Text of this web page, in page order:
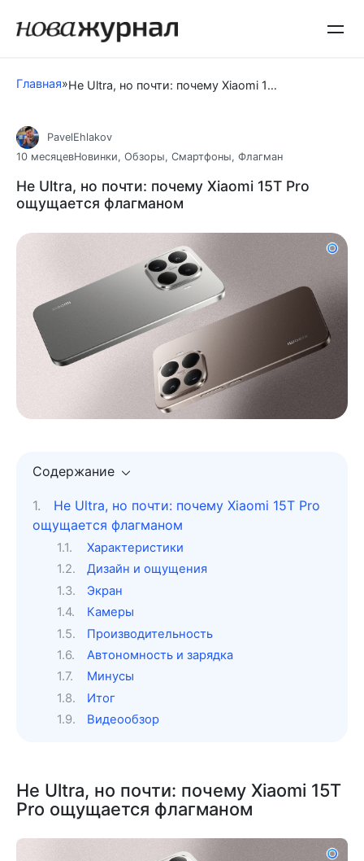
Главная» Не Ultra, но почти: почему Xiaomi 15T Pro ощущается флагманом
PavelEhlakov
10 месяцевНовинки, Обзоры, Смартфоны, Флагман
Не Ultra, но почти: почему Xiaomi 15T Pro
ощущается флагманом
Содержание
Не Ultra, но почти: почему Xiaomi 15T Pro
ощущается флагманом
Характеристики
Дизайн и ощущения
Экран
Камеры
Производительность
Автономность и зарядка
Минусы
Итог
Видеообзор
Не Ultra, но почти: почему Xiaomi 15T
Pro ощущается флагманом